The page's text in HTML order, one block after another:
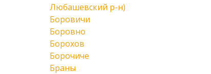
Любашевский р-н)
Боровичи
Боровно
Борохов
Борочиче
Браны